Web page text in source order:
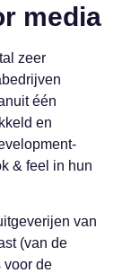
media
zeer
één
en
& feel in hun
van
(van de
voor de